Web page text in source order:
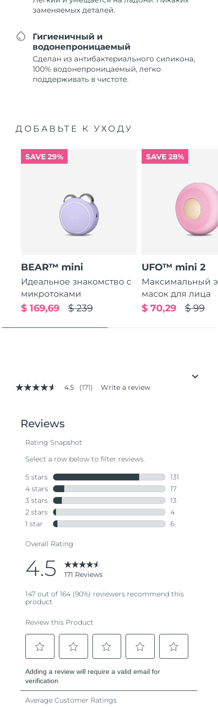
заменяемых деталей.
Гигиеничный и
водонепроницаемый
Сделан из антибактериального силикона,
100% водонепроницаемый, легко
поддерживать в чистоте.
ДОБАВЬТЕ К УХОДУ
SAVE 29%
BEAR™ mini
Идеальное знакомство с
микротоками
$ 239
$ 169,69
SAVE 28%
UFO™ mini 2
Максимальный
масок для лица
$ 99
$ 70,29
4.5
stars,
average
value.
171
Same
page
link.
4.5 (171) Write a review